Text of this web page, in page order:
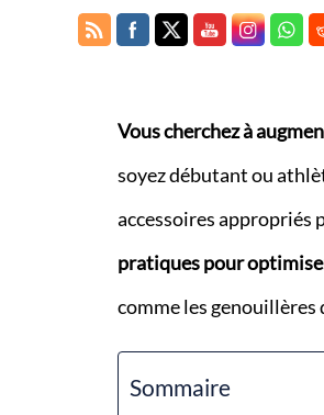
Vous cherchez à
soyez débutant ou
accessoires appropriés
pratiques pour
comme les genouillères
Sommaire